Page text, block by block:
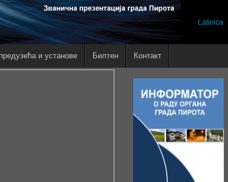
Latinica
и установе Билтен Контакт